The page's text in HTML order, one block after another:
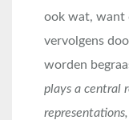
ook wat, want
vervolgens
worden
plays a central